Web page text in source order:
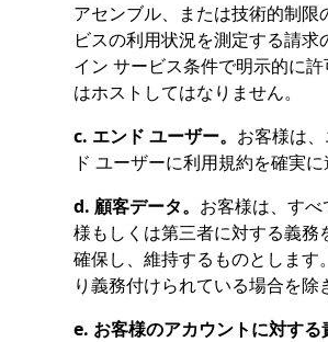
アセンブル、または技術的制
ビスの利用状況を測定する請
イン サービス条件で明示的に
はホストしてはなりません。
c. エンド ユーザー。 お客様は
ド ユーザーに利用規約を確実に
d. 顧客データ。 お客様は、す
様もしくは第三者に対する義
確保し、維持するものとしま
り義務付けられている場合を除
e. お客様のアカウントに対する